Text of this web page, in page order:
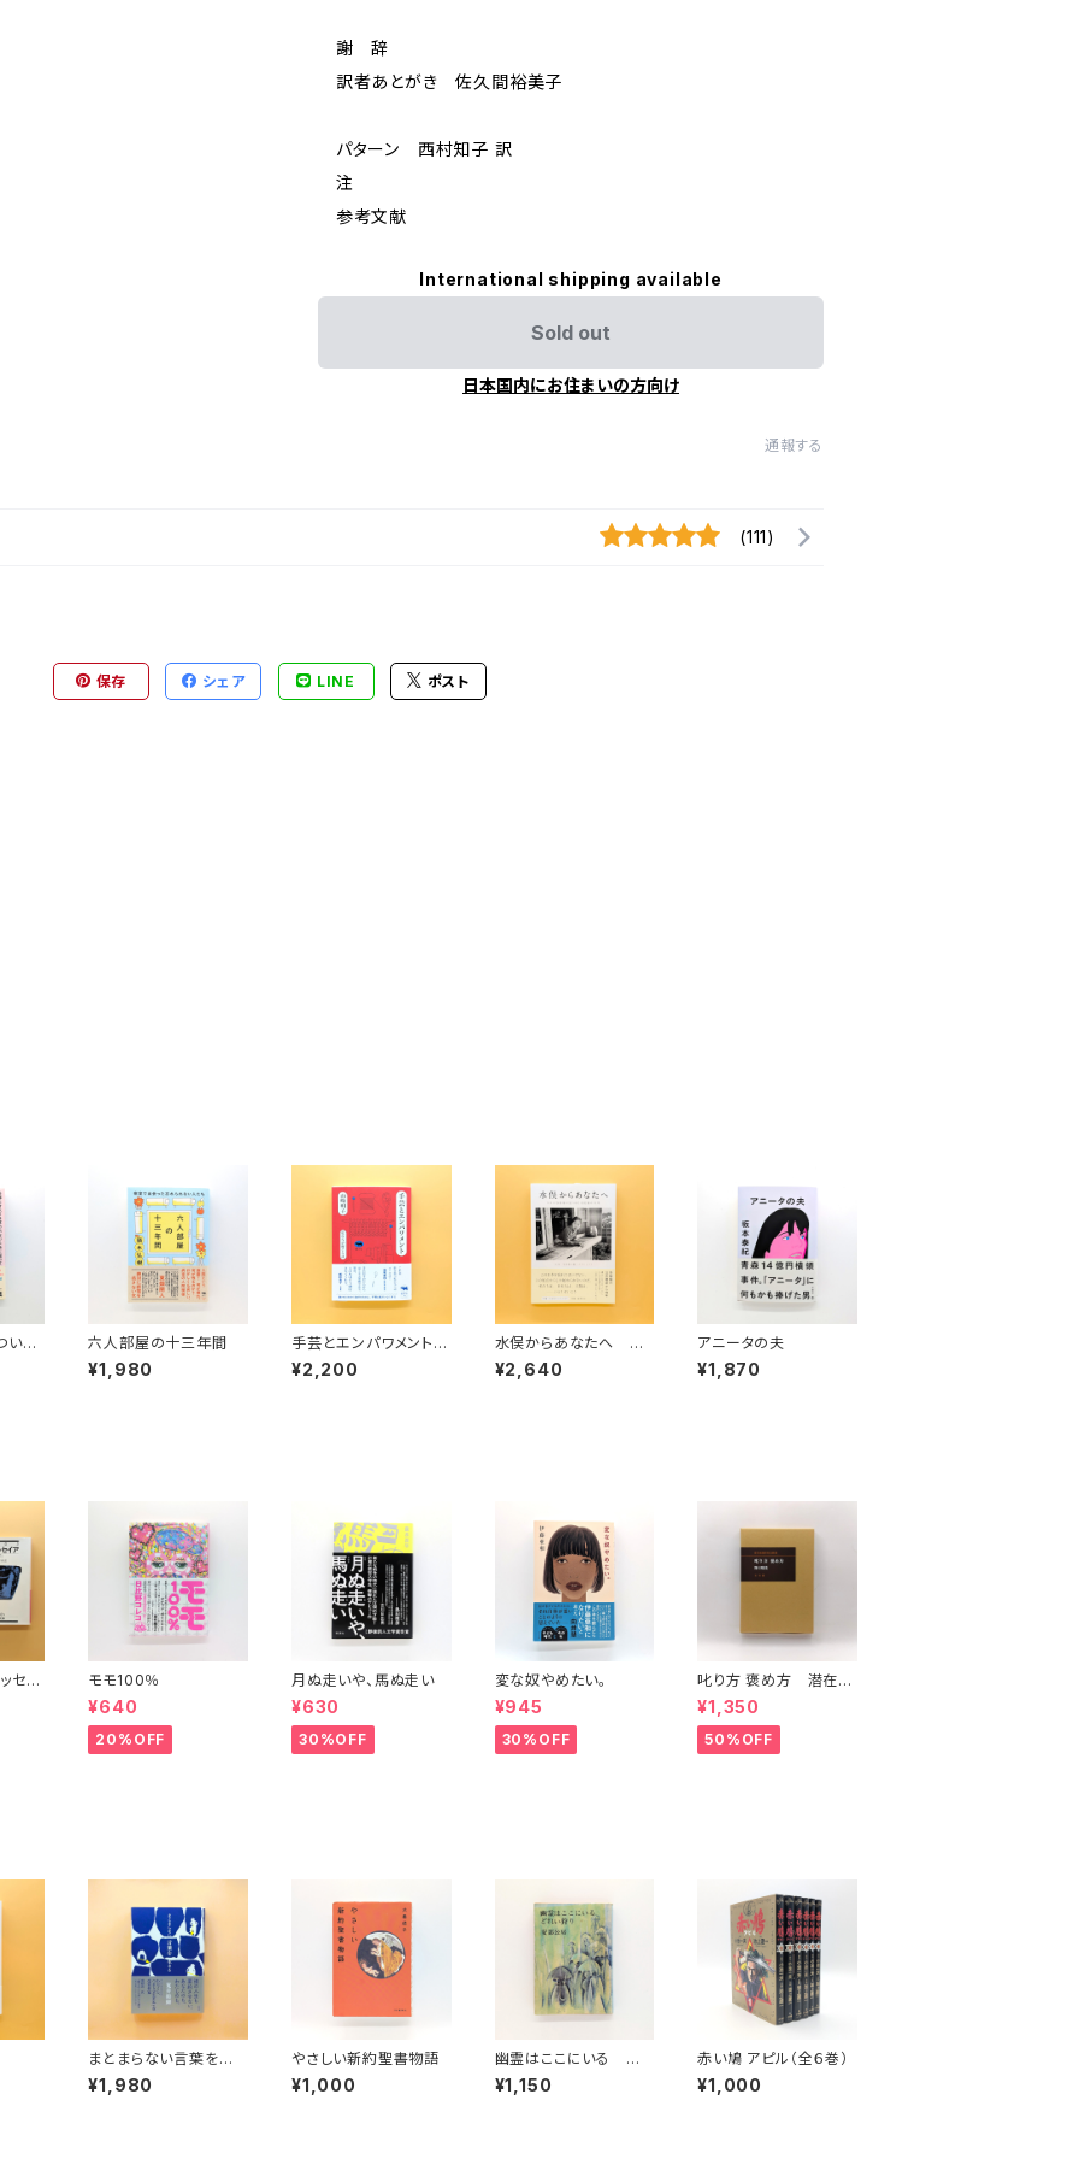
謝 辞
訳者あとがき 佐久間裕美子
パターン 西村知子 訳
注
参考文献
International shipping available
Sold out
日本国内にお住まいの方向け
通報する
(111)
保存 シェア LINE ポスト
いて
六人部屋の十三年間
¥1,980
手芸とエンパワメント
私たちが紡ぐもの
¥2,200
水俣からあなたへ 9
人の写真家が見つめた
水俣病の70年
¥2,640
アニータの夫
¥1,870
セイ
モモ100％
¥640
20%OFF
月ぬ走いや、馬ぬ走い
¥630
30%OFF
変な奴やめたい。
¥945
30%OFF
叱り方 褒め方 潜在意
識教育法叢書
¥1,350
50%OFF
まとまらない言葉を生き
る
¥1,980
やさしい新約聖書物語
¥1,000
幽霊はここにいる ど
れい狩り（新潮文庫）
¥1,150
赤い鳩 アピル（全６巻）
¥1,000